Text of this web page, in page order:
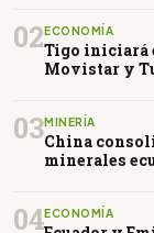
02 ECONOMÍA
Tigo iniciará
Movistar y
03MINERÍA
China
minerales
04ECONOMÍA